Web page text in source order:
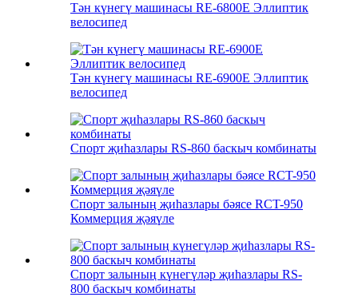
Тән күнегү машинасы RE-6800E Эллиптик
велосипед
Тән күнегү машинасы RE-6900E Эллиптик
велосипед
Спорт җиһазлары RS-860 баскыч комбинаты
Спорт залының җиһазлары бәясе RCT-950
Коммерция җәяүле
Спорт залының күнегүләр җиһазлары RS-
800 баскыч комбинаты